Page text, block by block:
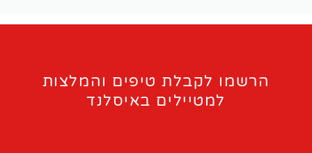
הרשמו לקבלת טיפים והמלצות
למטיילים באיסלנד